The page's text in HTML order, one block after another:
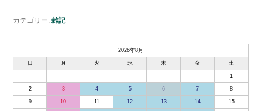
カテゴリー: 雑記
2026年8月
日 月 火 水 木 金 土
1
2 3 4 5 6 7 8
9 10 11 12 13 14 15